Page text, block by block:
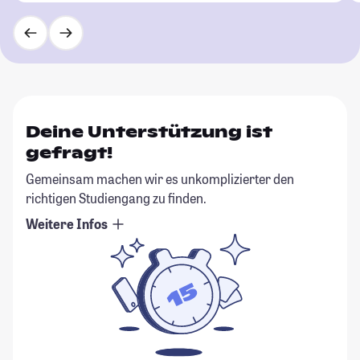
Deine Unterstützung ist
gefragt!
Gemeinsam machen wir es unkomplizierter den
richtigen Studiengang zu finden.
Weitere Infos